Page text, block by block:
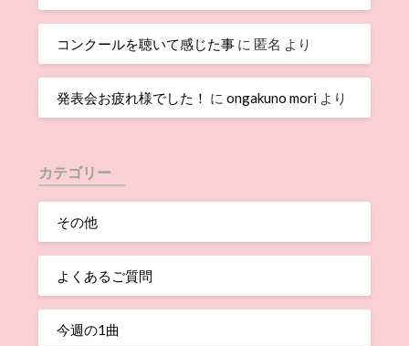
コンクールを聴いて感じた事 に 匿名 より
発表会お疲れ様でした！ にongakuno mori より
カテゴリー
その他
よくあるご質問
今週の1曲